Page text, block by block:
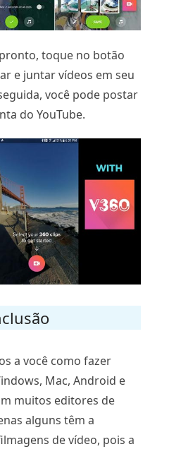
toque no botão
e juntar vídeos em seu
você pode postar
do YouTube.
a você como fazer
Mac, Android e
muitos editores de
alguns têm a
de vídeo, pois a